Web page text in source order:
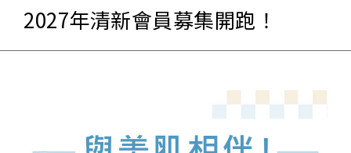
2027年清新會員募集開跑！